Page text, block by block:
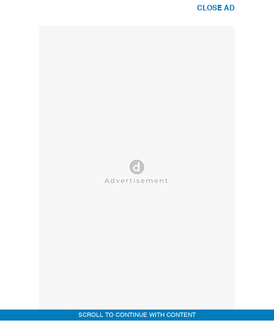
CLOSE AD
SCROLL TO CONTINUE WITH CONTENT